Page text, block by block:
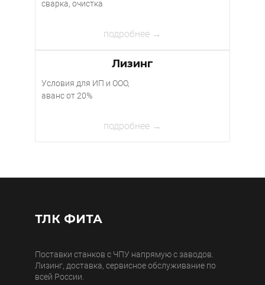
сварка, очистка
подробнее →
Лизинг
Условия для ИП и ООО,
аванс от 20%
подробнее →
ТЛК ФИТА
Поставки станков с ЧПУ напрямую с заводов.
Лизинг, доставка, сервисное обслуживание по
всей России.